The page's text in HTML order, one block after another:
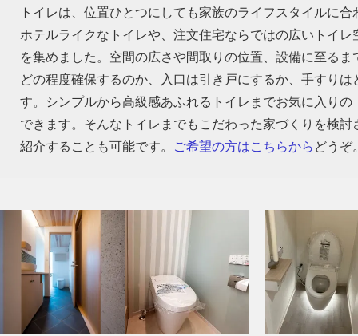
トイレは、位置ひとつにしても家族のライフスタイルに
ホテルライクなトイレや、注文住宅ならではの広いトイ
を集めました。空間の広さや間取りの位置、設備に至る
どの程度確保するのか、入口は引き戸にするか、手すり
す。シンプルから高級感あふれるトイレまでお気に入り
できます。そんなトイレまでもこだわった家づくりを検
紹介することも可能です。
ご希望の方はこちらから どうぞ